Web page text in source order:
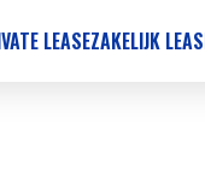
LEASEZAKELIJK